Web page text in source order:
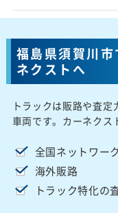
福島県須賀川
ネクストへ
トラックは販路や査
車両です。カーネクス
全国ネットワーク
海外販路
トラック特化の